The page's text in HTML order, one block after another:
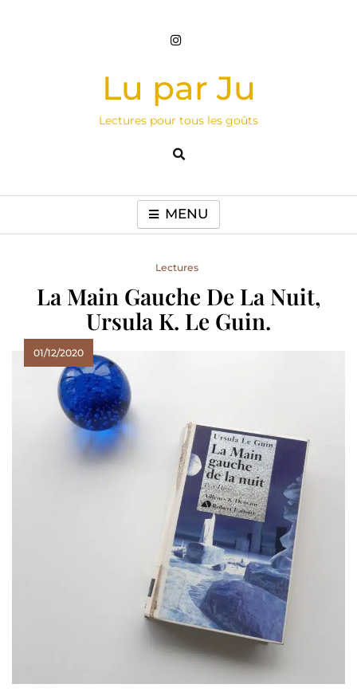
Lu par Ju
Lectures pour tous les goûts
MENU
Lectures
La Main Gauche De La Nuit,
Ursula K. Le Guin.
01/12/2020